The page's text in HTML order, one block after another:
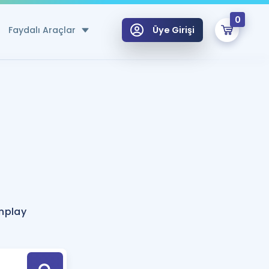
Faydalı Araçlar
Hesaplama Aracı
için Öneriler
Tek Takvimde
Üye Girişi
0
Hoca ile seni sınava hazırlayacak onlarca eğitim seni bekliyor!